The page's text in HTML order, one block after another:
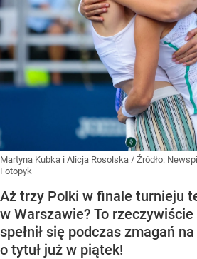
Martyna Kubka i Alicja Rosolska / Źródło:
Fotopyk
Aż trzy Polki w finale turnieju
w Warszawie? To
spełnił się podczas zmagań
o tytuł już w piątek!